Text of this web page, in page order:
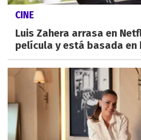
CINE
Luis Zahera arrasa en
película y está basada en